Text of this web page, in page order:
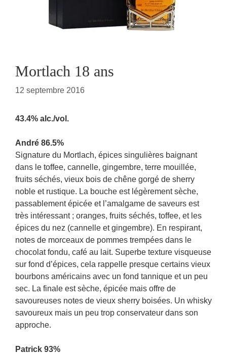
Mortlach 18 ans
12 septembre 2016
43.4% alc./vol.
André 86.5%
Signature du Mortlach, épices singulières baignant
dans le toffee, cannelle, gingembre, terre mouillée,
fruits séchés, vieux bois de chêne gorgé de sherry
noble et rustique. La bouche est légèrement sèche,
passablement épicée et l’amalgame de saveurs est
très intéressant ; oranges, fruits séchés, toffee, et les
épices du nez (cannelle et gingembre). En respirant,
notes de morceaux de pommes trempées dans le
chocolat fondu, café au lait. Superbe texture visqueuse
sur fond d’épices, cela rappelle presque certains vieux
bourbons américains avec un fond tannique et un peu
sec. La finale est sèche, épicée mais offre de
savoureuses notes de vieux sherry boisées. Un whisky
savoureux mais un peu trop conservateur dans son
approche.
Patrick 93%